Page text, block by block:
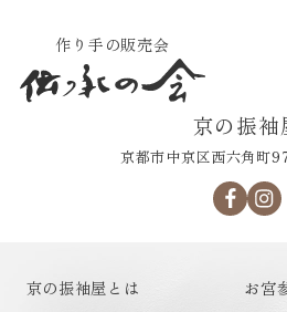
作り手の販売会
京の振袖
京都市中京区西六角町
京の振袖屋とは
お宮